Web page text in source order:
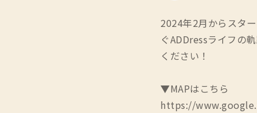
2024年2月からスタ
ぐADDressライフの
ください！
▼MAPはこちら
https://